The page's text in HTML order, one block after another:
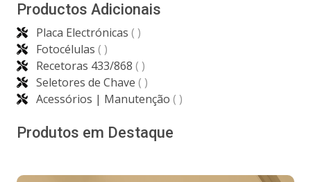
Productos Adicionais
Placa Electrónicas ( )
Fotocélulas ( )
Recetoras 433/868 ( )
Seletores de Chave ( )
Acessórios | Manutenção ( )
Produtos em Destaque